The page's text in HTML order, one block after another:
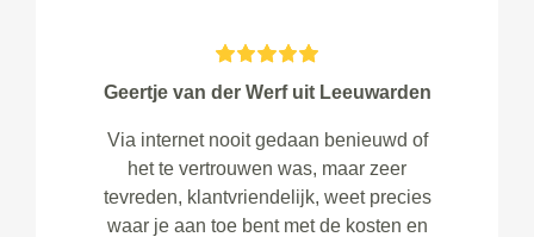
Geertje van der Werf uit Leeuwarden
Via internet nooit gedaan benieuwd of
het te vertrouwen was, maar zeer
tevreden, klantvriendelijk, weet precies
waar je aan toe bent met de kosten en